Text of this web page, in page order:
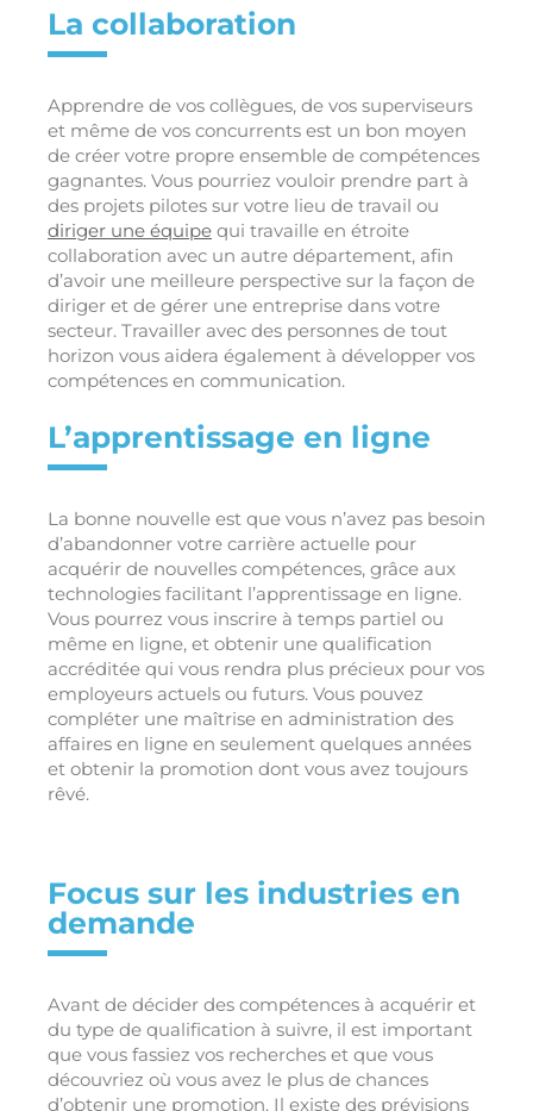
La collaboration
Apprendre de vos collègues, de vos superviseurs
et même de vos concurrents est un bon moyen
de créer votre propre ensemble de compétences
gagnantes. Vous pourriez vouloir prendre part à
des projets pilotes sur votre lieu de travail ou
diriger une équipe qui travaille en étroite
collaboration avec un autre département, afin
d’avoir une meilleure perspective sur la façon de
diriger et de gérer une entreprise dans votre
secteur. Travailler avec des personnes de tout
horizon vous aidera également à développer vos
compétences en communication.
L’apprentissage en ligne
La bonne nouvelle est que vous n’avez pas besoin
d’abandonner votre carrière actuelle pour
acquérir de nouvelles compétences, grâce aux
technologies facilitant l’apprentissage en ligne.
Vous pourrez vous inscrire à temps partiel ou
même en ligne, et obtenir une qualification
accréditée qui vous rendra plus précieux pour vos
employeurs actuels ou futurs. Vous pouvez
compléter une maîtrise en administration des
affaires en ligne en seulement quelques années
et obtenir la promotion dont vous avez toujours
rêvé.
Focus sur les industries en
demande
Avant de décider des compétences à acquérir et
du type de qualification à suivre, il est important
que vous fassiez vos recherches et que vous
découvriez où vous avez le plus de chances
d’obtenir une promotion. Il existe des prévisions